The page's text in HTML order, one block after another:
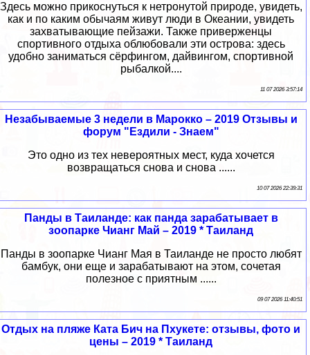
Здесь можно прикоснуться к нетронутой природе, увидеть,
как и по каким обычаям живут люди в Океании, увидеть
захватывающие пейзажи. Также приверженцы
спортивного отдыха облюбовали эти острова: здесь
удобно заниматься сёрфингом, дайвингом, спортивной
рыбалкой....
11 07 2026 3:57:14
Незабываемые 3 недели в Марокко – 2019 Отзывы и
форум "Ездили - Знаем"
Это одно из тех невероятных мест, куда хочется
возвращаться снова и снова ......
10 07 2026 22:39:31
Панды в Таиланде: как панда зарабатывает в
зоопарке Чианг Май – 2019 * Таиланд
Панды в зоопарке Чианг Мая в Таиланде не просто любят
бамбук, они еще и зарабатывают на этом, сочетая
полезное с приятным ......
09 07 2026 11:40:51
Отдых на пляже Ката Бич на Пхукете: отзывы, фото и
цены – 2019 * Таиланд